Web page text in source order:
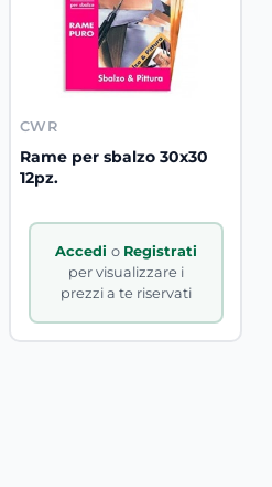
CWR
Rame per sbalzo 30x30
12pz.
Accedi o Registrati
per visualizzare i
prezzi a te riservati